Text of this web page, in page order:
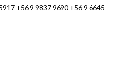
+56 9 9837 9690 +56 9 6645